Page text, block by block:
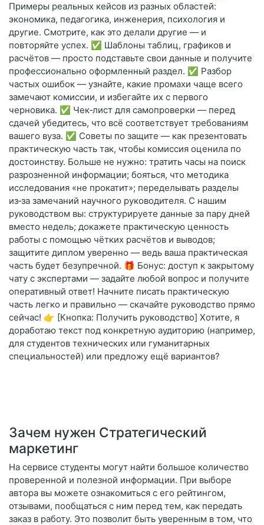
Примеры реальных кейсов из разных областей:
экономика, педагогика, инженерия, психология и
другие. Смотрите, как это делали другие — и
повторяйте успех. ✅ Шаблоны таблиц, графиков и
расчётов — просто подставьте свои данные и получите
профессионально оформленный раздел. ✅ Разбор
частых ошибок — узнайте, какие промахи чаще всего
замечают комиссии, и избегайте их с первого
черновика. ✅ Чек‑лист для самопроверки — перед
сдачей убедитесь, что всё соответствует требованиям
вашего вуза. ✅ Советы по защите — как презентовать
практическую часть так, чтобы комиссия оценила по
достоинству. Больше не нужно: тратить часы на поиск
разрозненной информации; бояться, что методика
исследования «не прокатит»; переделывать разделы
из‑за замечаний научного руководителя. С нашим
руководством вы: структурируете данные за пару дней
вместо недель; докажете практическую ценность
работы с помощью чётких расчётов и выводов;
защитите диплом уверенно — ведь ваша практическая
часть будет безупречной. 🎁 Бонус: доступ к закрытому
чату с экспертами — задайте любой вопрос и получите
оперативный ответ! Начните писать практическую
часть легко и правильно — скачайте руководство прямо
сейчас! 👉 [Кнопка: Получить руководство] Хотите, я
доработаю текст под конкретную аудиторию (например,
для студентов технических или гуманитарных
специальностей) или предложу ещё вариантов?
Зачем нужен Стратегический
маркетинг
На сервисе студенты могут найти большое количество
проверенной и полезной информации. При выборе
автора вы можете ознакомиться с его рейтингом,
отзывами, пообщаться с ним перед тем, как передать
заказ в работу. Это позволит быть уверенным в том, что